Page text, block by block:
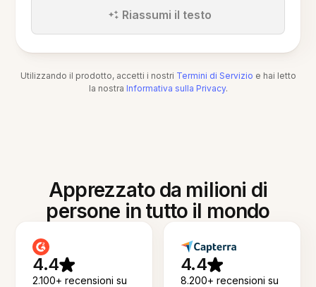
Riassumi il testo
Utilizzando il prodotto, accetti i nostri Termini di Servizio e hai letto
la nostra Informativa sulla Privacy.
Apprezzato da milioni di
persone in tutto il mondo
4.4
2.100+ recensioni su
4.4
8.200+ recensioni su